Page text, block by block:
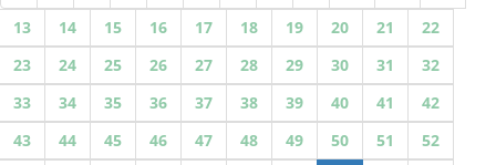
13
14 15 16 17 18 19 20 21
22
23
24 25 26 27 28 29 30 31
32
33
34 35 36 37 38 39 40 41
42
43
44 45 46 47 48 49 50 51
52